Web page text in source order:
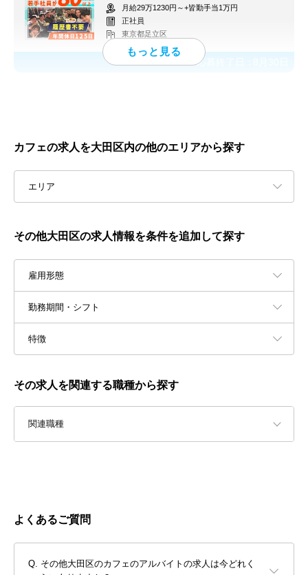
月給29万1230円～+皆勤手当1万円
正社員
東京都足立区
応募終了日：
カフェの求人を大田区内の他のエリアから探す
エリア
その他大田区の求人情報を条件を追加して探す
雇用形態
勤務期間・シフト
特徴
その求人を関連する職種から探す
関連職種
よくあるご質問
その他大田区のカフェのアルバイトの求人は今どれく